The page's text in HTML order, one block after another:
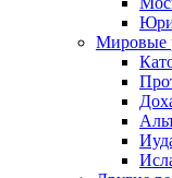
Мировые